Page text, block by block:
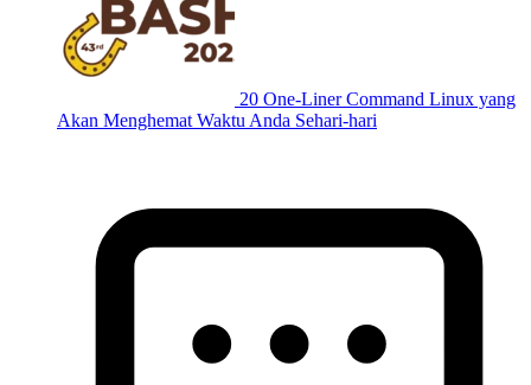
20 One-Liner Command Linux yang
Akan Menghemat Waktu Anda Sehari-hari